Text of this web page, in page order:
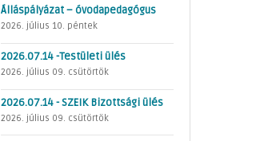
Álláspályázat – óvodapedagógus
2026. július 10. péntek
2026.07.14 -Testületi ülés
2026. július 09. csütörtök
2026.07.14 - SZEIK Bizottsági ülés
2026. július 09. csütörtök